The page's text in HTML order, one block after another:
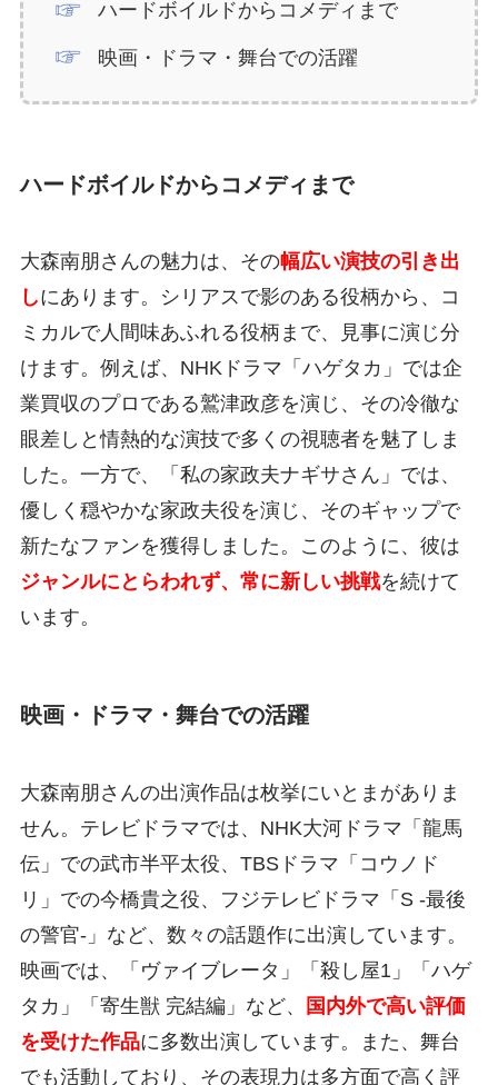
ハードボイルドからコメディまで
映画・ドラマ・舞台での活躍
ハードボイルドからコメディまで
大森南朋さんの魅力は、その幅広い演技の引き出
しにあります。シリアスで影のある役柄から、コ
ミカルで人間味あふれる役柄まで、見事に演じ分
けます。例えば、NHKドラマ「ハゲタカ」では企
業買収のプロである鷲津政彦を演じ、その冷徹な
眼差しと情熱的な演技で多くの視聴者を魅了しま
した。一方で、「私の家政夫ナギサさん」では、
優しく穏やかな家政夫役を演じ、そのギャップで
新たなファンを獲得しました。このように、彼は
ジャンルにとらわれず、常に新しい挑戦を続けて
います。
映画・ドラマ・舞台での活躍
大森南朋さんの出演作品は枚挙にいとまがありま
せん。テレビドラマでは、NHK大河ドラマ「龍馬
伝」での武市半平太役、TBSドラマ「コウノド
リ」での今橋貴之役、フジテレビドラマ「S -最後
の警官-」など、数々の話題作に出演しています。
映画では、「ヴァイブレータ」「殺し屋1」「ハゲ
タカ」「寄生獣 完結編」など、
国内外で高い評価
を受けた作品に多数出演しています。また、舞台
でも活動しており、その表現力は多方面で高く評